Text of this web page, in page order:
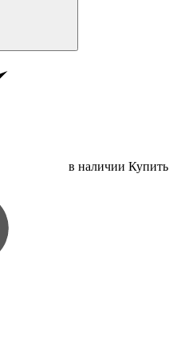
в наличии Купить